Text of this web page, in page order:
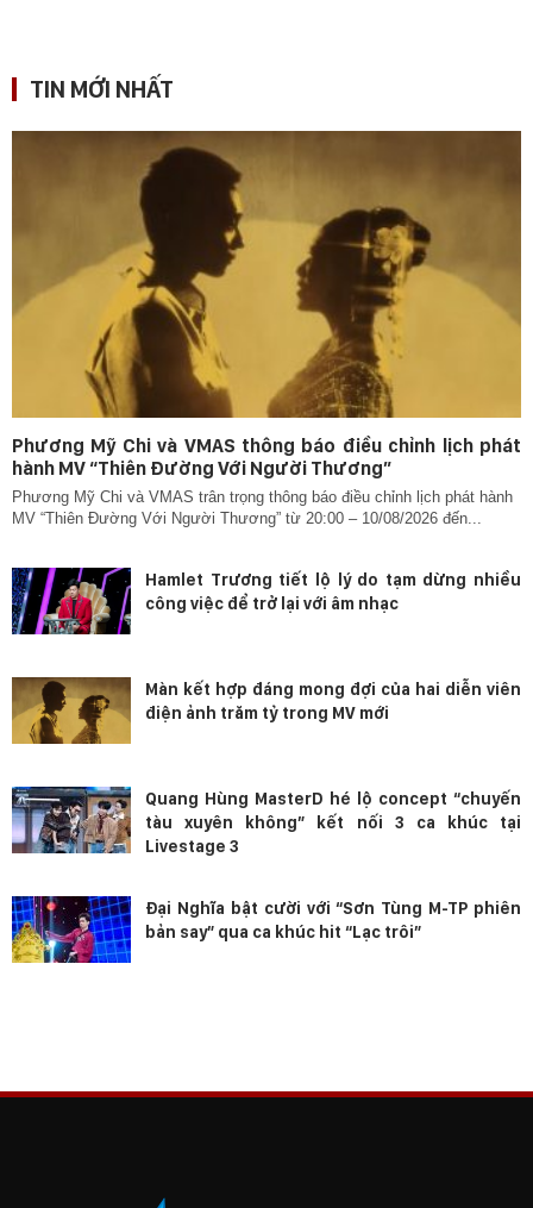
TIN MỚI NHẤT
Phương Mỹ Chi và VMAS thông báo điều chỉnh lịch phát
hành MV “Thiên Đường Với Người Thương”
Phương Mỹ Chi và VMAS trân trọng thông báo điều chỉnh lịch phát hành
MV “Thiên Đường Với Người Thương” từ 20:00 – 10/08/2026 đến...
Hamlet Trương tiết lộ lý do tạm dừng nhiều
công việc để trở lại với âm nhạc
Màn kết hợp đáng mong đợi của hai diễn viên
điện ảnh trăm tỷ trong MV mới
Quang Hùng MasterD hé lộ concept “chuyến
tàu xuyên không” kết nối 3 ca khúc tại
Livestage 3
Đại Nghĩa bật cười với “Sơn Tùng M-TP phiên
bản say” qua ca khúc hit “Lạc trôi”